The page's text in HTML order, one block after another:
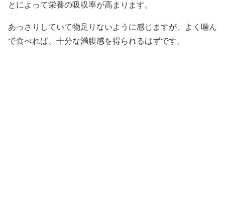
とによって栄養の吸収率が高まります。
あっさりしていて物足りないように感じますが、よく噛ん
で食べれば、十分な満腹感を得られるはずです。